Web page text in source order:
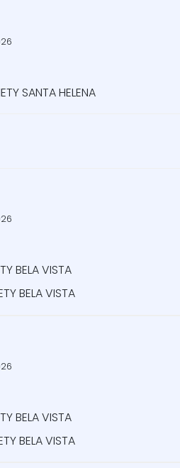
SANTA HELENA
BELA VISTA
BELA VISTA
BELA VISTA
BELA VISTA